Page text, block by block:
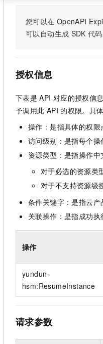
您可以在 OpenAPI
可以自动生成 SDK 代码
授权信息
下表是 API 对应的授权信
予调用此 API 的权限。具
操作：是指具体的权限
访问级别：是指每个
资源类型：是指操作中
对于必选的资源类
对于不支持资源级
条件关键字：是指云产
关联操作：是指成功
操作
yundun-
hsm:ResumeInstance
请求参数
Qwen3-VL-Plus
大模型服务
千问AI平台-Token Plan NEW
千问AI平台-模型体验
在线体验全尺寸、多种模态的模型效
Happy 系列大模型
大模型解决方案
10 分钟在聊天系统中增加一个 AI
面向分析的企业级SaaS模式云数据
最高领取价值200元试用点，立即
140+云产品 免费试用
大模型ACA认证体验
电子合同
AI空中课堂在线直播课堂（旗舰版
生态解决方案
行业生态解决方案
开发者生态解决方案
AI 开发和 AI 应用解决方案
AI 算法大赛
入门学习赛